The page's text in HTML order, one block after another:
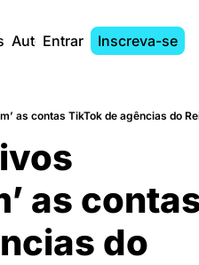
AutoresEntrar Inscreva-se
as contas TikTok de agências do
as
do